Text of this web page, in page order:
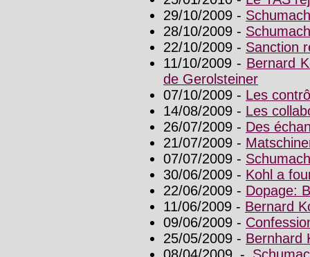
29/10/2009 -
28/10/2009 -
22/10/2009 - Sanction
11/10/2009 - Bernard
de Gerolsteiner
07/10/2009 - Les
14/08/2009 - Les
26/07/2009 - Des
21/07/2009 -
07/07/2009 -
30/06/2009 - Kohl a
22/06/2009 - Dopage:
11/06/2009 - Bernard
09/06/2009 -
25/05/2009 - Bernhard